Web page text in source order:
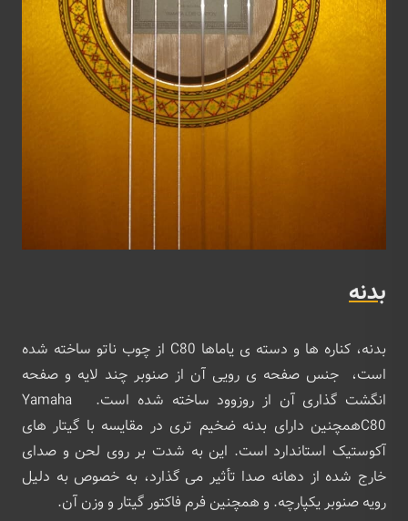
بدنه
بدنه، کناره ها و دسته ی یاماها C80 از چوب ناتو ساخته شده
است، جنس صفحه ی رویی آن از صنوبر چند لایه و صفحه
انگشت گذاری آن از روزوود ساخته شده است. Yamaha
C80همچنین دارای بدنه ضخیم تری در مقایسه با گیتار های
آکوستیک استاندارد است. این به شدت بر روی لحن و صدای
خارج شده از دهانه صدا تأثیر می گذارد، به خصوص به دلیل
رویه صنوبر یکپارچه. و همچنین فرم فاکتور گیتار و وزن آن.